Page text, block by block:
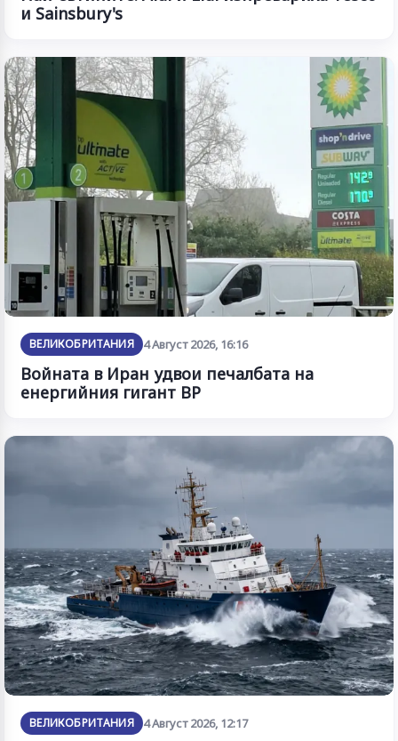
и Sainsbury's
ВЕЛИКОБРИТАНИЯ 4 Август 2026, 16:16
Войната в Иран удвои печалбата на
енергийния гигант BP
ВЕЛИКОБРИТАНИЯ 4 Август 2026, 12:17